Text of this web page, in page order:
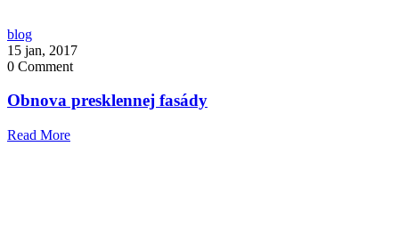
blog
15 jan, 2017
0 Comment
Obnova presklennej fasády
Read More